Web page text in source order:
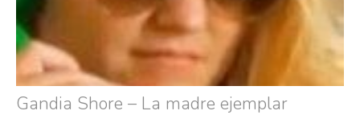
Gandia Shore – La madre ejemplar